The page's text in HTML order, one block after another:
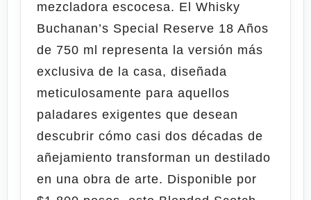
mezcladora escocesa. El Whisky
Buchanan’s Special Reserve 18 Años
de 750 ml
representa la versión más
exclusiva de la casa, diseñada
meticulosamente para aquellos
paladares exigentes que desean
descubrir cómo casi dos décadas de
añejamiento transforman un destilado
en una obra de arte. Disponible por